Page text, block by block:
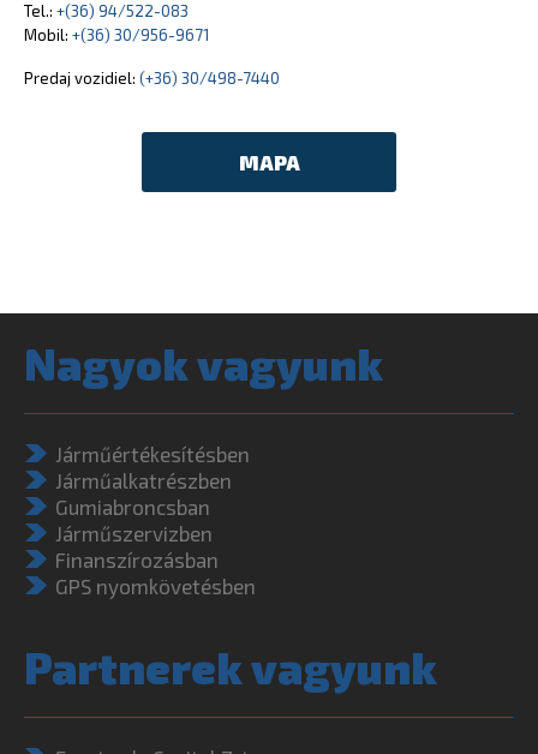
Tel.: +(36) 94/522-083
Mobil: +(36) 30/956-9671
Predaj vozidiel: (+36) 30/498-7440
MAPA
Nagyok vagyunk
Járműértékesítésben
Járműalkatrészben
Gumiabroncsban
Járműszervizben
Finanszírozásban
GPS nyomkövetésben
Partnerek vagyunk